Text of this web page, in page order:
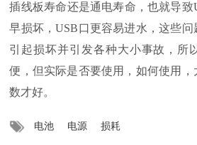
插线板寿命还是通电寿命，也就导
早损坏，USB口更容易进水，这些问
引起损坏并引发各种大小事故，所
便，但实际是否要使用，如何使用
数才好。
电池 电源 损耗